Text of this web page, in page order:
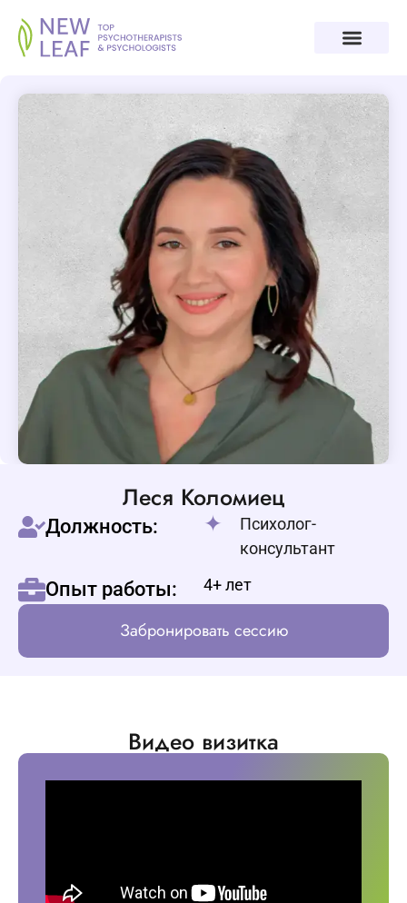
Леся Коломиец
Должность:
Психолог-
консультант
Опыт работы: 4+ лет
Забронировать сессию
Видео визитка